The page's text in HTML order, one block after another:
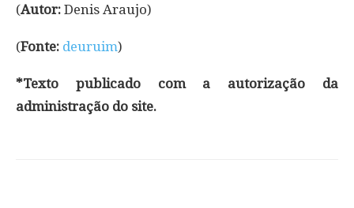
(Autor: Denis Araujo)
(Fonte: deuruim)
*Texto publicado com a autorização da
administração do site.